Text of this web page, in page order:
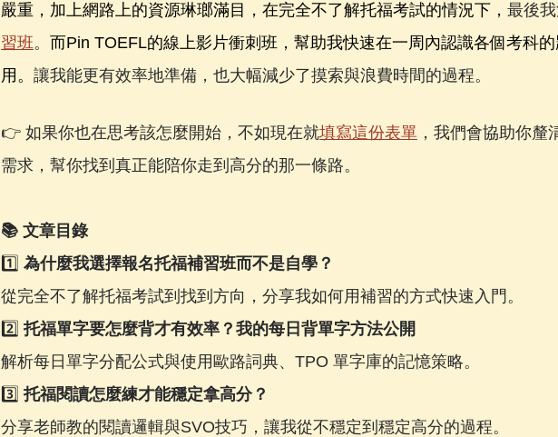
嚴重，加上網路上的資源琳瑯滿目，在完全不了解托福考試的情況下， 最後
習班。 而Pin TOEFL的線上影片衝刺班，幫助我快速在一周內認識各個考科
用。 讓我能更有效率地準備，也大幅減少了摸索與浪費時間的過程。
👉 如果你也在思考該怎麼開始，不如現在就填寫這份表單 ，我們會協助你釐
需求，幫你找到真正能陪你走到高分的那一條路。
📚 文章目錄
1️⃣ 為什麼我選擇報名托福補習班而不是自學？
從完全不了解托福考試到找到方向，分享我如何用補習的方式快速入門。
2️⃣ 托福單字要怎麼背才有效率？我的每日背單字方法公開
解析每日單字分配公式與使用歐路詞典、TPO 單字庫的記憶策略。
3️⃣ 托福閱讀怎麼練才能穩定拿高分？
分享老師教的閱讀邏輯與SVO技巧，讓我從不穩定到穩定高分的過程。